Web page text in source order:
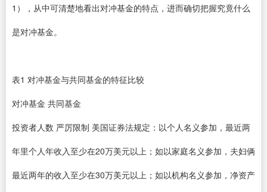
1），从中可清楚地看出对冲基金的特点，进而确切把握究竟什么
是对冲基金。
表1 对冲基金与共同基金的特征比较
对冲基金 共同基金
投资者人数 严厉限制 美国证券法规定：以个人名义参加，最近两
年里个人年收入至少在20万美元以上；如以家庭名义参加，夫妇俩
最近两年的收入至少在30万美元以上；如以机构名义参加，净资产